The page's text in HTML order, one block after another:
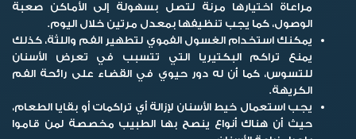
مراعاة اختيارها مرنة لتصل بسهولة إلى الأماكن صعبة
الوصول، كما يجب تنظيفها بمعدل مرتين خلال اليوم.
يمكنك استخدام الغسول الفموي لتطهير الفم واللثة، كذلك
يمنع تراكم البكتيريا التي تتسبب في تعرض الأسنان
للتسوس، كما أن له دور حيوي في القضاء على رائحة الفم
الكريهة.
يجب استعمال خيط الأسنان لإزالة أي تراكمات أو بقايا الطعام،
حيث أن هناك أنواع ينصح بها الطبيب مخصصة لمن قاموا